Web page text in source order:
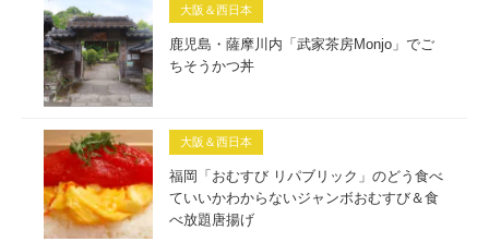
大阪＆西日本
鹿児島・薩摩川内「武家茶房Monjo」でご
ちそうかつ丼
大阪＆西日本
福岡「おむすび リパブリック」のどう食べ
ていいかわからないジャンボおむすび＆食
べ放題唐揚げ